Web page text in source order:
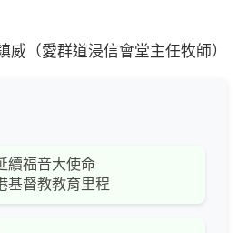
威（愛群道浸信會堂主任牧師）
續福音大使命
督教教育里程